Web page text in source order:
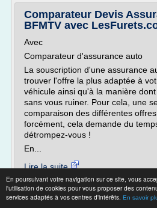
En poursuivant votre navigation sur ce site, vous
l'utilisation de cookies pour vous proposer des
services adaptés à vos centres d'intérêts. En savoir
Comparateur Devis
BFMTV avec
Avec
Comparateur d'assurance auto
La souscription d'une assurance
trouver l'offre la plus adaptée à
véhicule ainsi qu'à la manière
sans vous ruiner. Pour cela, une
comparaison des différentes
forcément, cela demande du
détrompez-vous !
En...
Lire la suite
Date:2018-04-11 05:39:05
Site :http://www.bfmtv.com